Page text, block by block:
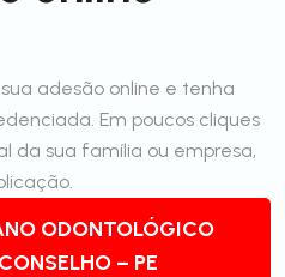
adesão online e tenha
Em poucos cliques
da sua família ou empresa,
ODONTOLÓGICO
– PE